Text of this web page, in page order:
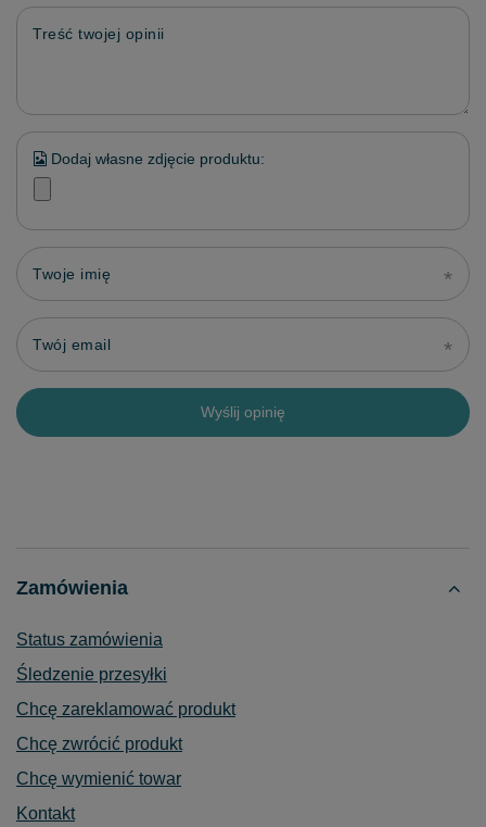
Treść twojej opinii
Dodaj własne zdjęcie produktu:
Twoje imię
Twój email
Wyślij opinię
Zamówienia
Status zamówienia
Śledzenie przesyłki
Chcę zareklamować produkt
Chcę zwrócić produkt
Chcę wymienić towar
Kontakt